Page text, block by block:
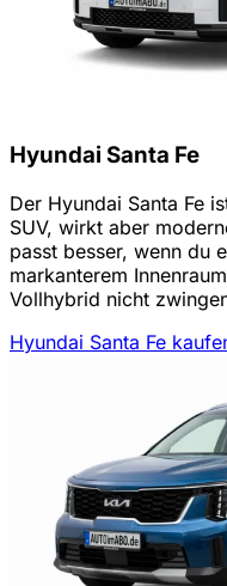
Hyundai Santa Fe
Der Hyundai Santa Fe
SUV, wirkt aber
passt besser, wenn du
markanterem
Vollhybrid nicht
Hyundai Santa Fe